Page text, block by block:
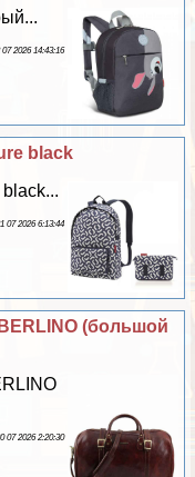
07 2026 14:43:16
black
07 2026 6:13:44
(большой
07 2026 2:20:30